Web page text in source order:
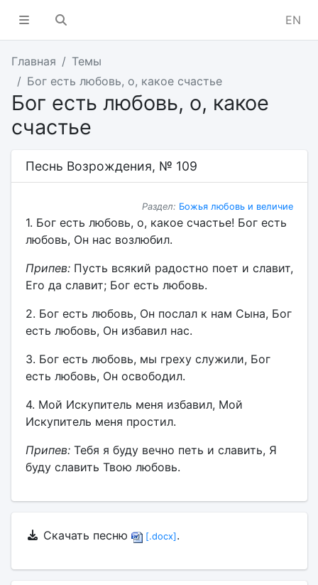
EN
Главная
Темы
Бог есть любовь, о, какое счастье
Бог есть любовь, о, какое
счастье
Песнь Возрождения, № 109
Раздел: Божья любовь и величие
1. Бог есть любовь, о, какое счастье! Бог есть
любовь, Он нас возлюбил.
Припев:Пусть всякий радостно поет и славит,
Его да славит; Бог есть любовь.
2. Бог есть любовь, Он послал к нам Сына, Бог
есть любовь, Он избавил нас.
3. Бог есть любовь, мы греху служили, Бог
есть любовь, Он освободил.
4. Мой Искупитель меня избавил, Мой
Искупитель меня простил.
Припев:Тебя я буду вечно петь и славить, Я
буду славить Твою любовь.
Скачать песню [.docx] .